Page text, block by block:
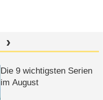
Die 9 wichtigsten Serien
im August